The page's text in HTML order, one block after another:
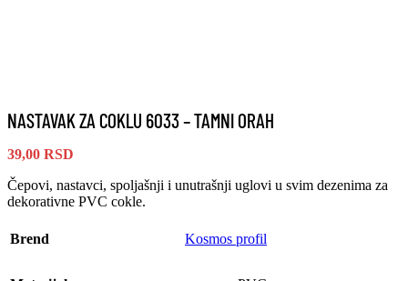
NASTAVAK ZA COKLU 6033 – TAMNI ORAH
39,00 RSD
Čepovi, nastavci, spoljašnji i unutrašnji uglovi u svim dezenima za
dekorativne PVC cokle.
Brend Kosmos profil